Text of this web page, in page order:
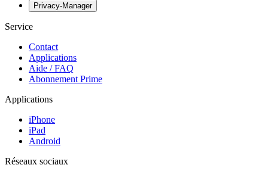
Privacy-Manager
Service
Contact
Applications
Aide / FAQ
Abonnement Prime
Applications
iPhone
iPad
Android
Réseaux sociaux